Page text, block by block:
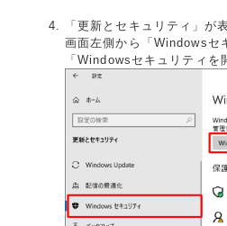
「更新とセキュリティ」が
画面左側から「Windowsセ
「Windowsセキュリティを